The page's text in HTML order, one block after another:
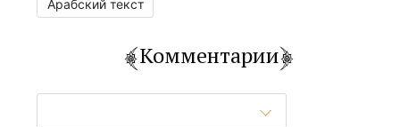
Арабский текст
Комментарии